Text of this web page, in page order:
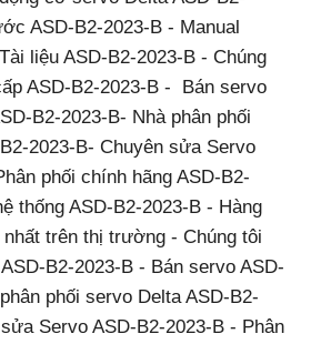
ASD-B2-2023-B - Manual
liệu ASD-B2-2023-B - Chúng
ASD-B2-2023-B - Bán servo
B2-2023-B- Nhà phân phối
2023-B- Chuyên sửa Servo
phối chính hãng ASD-B2-
thống ASD-B2-2023-B - Hàng
trên thị trường - Chúng tôi
B2-2023-B - Bán servo ASD-
phối servo Delta ASD-B2-
Servo ASD-B2-2023-B - Phân